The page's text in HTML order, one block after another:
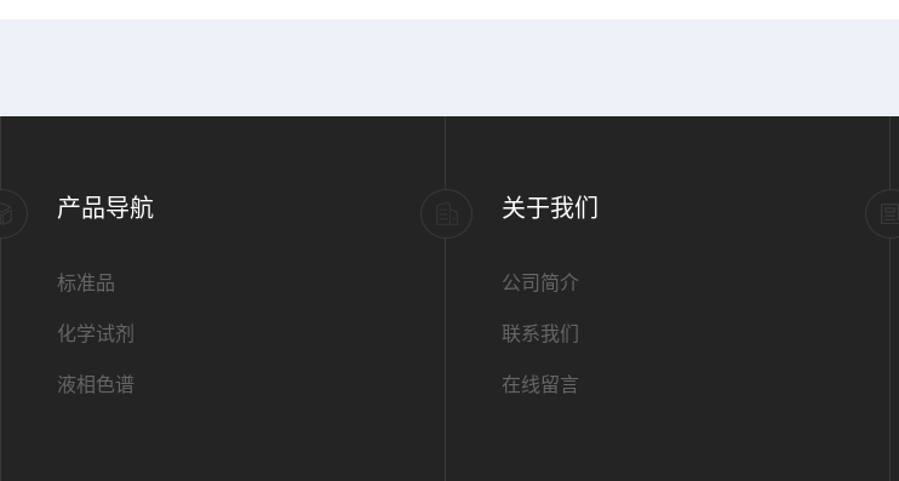
产品导航
标准品
化学试剂
液相色谱
关于我们
公司简介
联系我们
在线留言